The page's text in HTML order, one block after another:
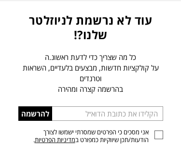
עוד לא נרשמת לניוזלטר
שלנו?!
כל מה שצריך כדי לדעת ראשונ.ה
על קולקציות חדשות, מבצעים בלעדיים, השראות
וטרנדים
בהרשמה קצרה ומהירה
הכניסו
כתובת
דוא”ל
להרשמה
אני מסכים כי הפרטים שמסרתי ישמשו לצורך
הודעות/תכן שיווקיות כמפורט במדיניות הפרטיות.